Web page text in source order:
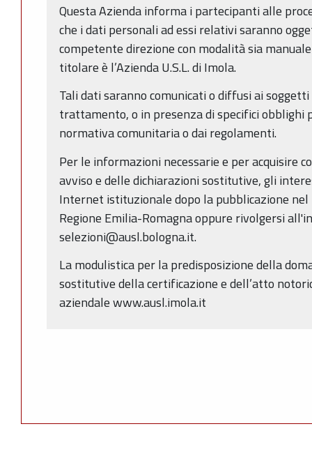
Questa Azienda informa i partecipanti alle
che i dati personali ad essi relativi saranno
competente direzione con modalità sia
titolare è l’Azienda U.S.L. di Imola.
Tali dati saranno comunicati o diffusi ai
trattamento, o in presenza di specifici obblighi
normativa comunitaria o dai regolamenti.
Per le informazioni necessarie e per acquisire
avviso e delle dichiarazioni sostitutive, gli
Internet istituzionale dopo la pubblicazione
Regione Emilia-Romagna oppure rivolgersi
selezioni@ausl.bologna.it.
La modulistica per la predisposizione della
sostitutive della certificazione e dell’atto
aziendale www.ausl.imola.it